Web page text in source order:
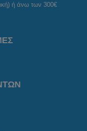
ή άνω των 300€